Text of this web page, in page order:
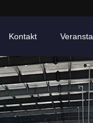
Kontakt